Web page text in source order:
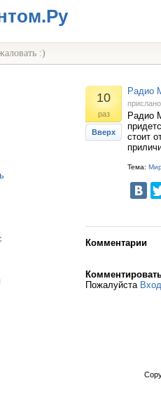
:)
10
раз
Вверх
Радио
Радио
стоит
Тема:
Комментарии
Пожалуйста Вход